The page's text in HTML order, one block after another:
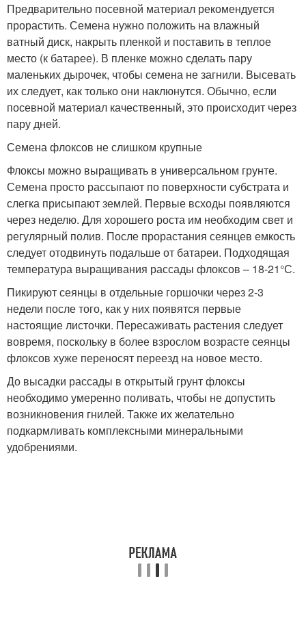
Предварительно посевной материал рекомендуется
прорастить. Семена нужно положить на влажный
ватный диск, накрыть пленкой и поставить в теплое
место (к батарее). В пленке можно сделать пару
маленьких дырочек, чтобы семена не загнили. Высевать
их следует, как только они наклюнутся. Обычно, если
посевной материал качественный, это происходит через
пару дней.
Семена флоксов не слишком крупные
Флоксы можно выращивать в универсальном грунте.
Семена просто рассыпают по поверхности субстрата и
слегка присыпают землей. Первые всходы появляются
через неделю. Для хорошего роста им необходим свет и
регулярный полив. После прорастания сеянцев емкость
следует отодвинуть подальше от батареи. Подходящая
температура выращивания рассады флоксов – 18-21°С.
Пикируют сеянцы в отдельные горшочки через 2-3
недели после того, как у них появятся первые
настоящие листочки. Пересаживать растения следует
вовремя, поскольку в более взрослом возрасте сеянцы
флоксов хуже переносят переезд на новое место.
До высадки рассады в открытый грунт флоксы
необходимо умеренно поливать, чтобы не допустить
возникновения гнилей. Также их желательно
подкармливать комплексными минеральными
удобрениями.